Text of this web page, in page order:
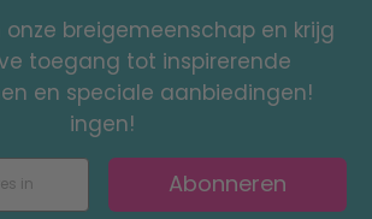
breigemeenschap en krijg
toegang tot inspirerende
en speciale aanbiedingen!
ingen!
Abonneren